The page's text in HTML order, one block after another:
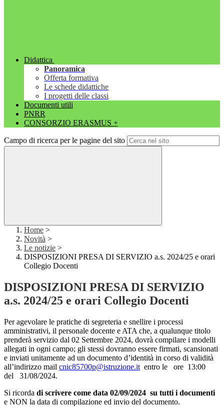
Didattica
Panoramica
Offerta formativa
Le schede didattiche
I progetti delle classi
Documenti utili
PNRR
CONSORZIO ERASMUS +
Campo di ricerca per le pagine del sito
Home >
Novità >
Le notizie >
DISPOSIZIONI PRESA DI SERVIZIO a.s. 2024/25 e orari
Collegio Docenti
DISPOSIZIONI PRESA DI SERVIZIO
a.s. 2024/25 e orari Collegio Docenti
Per agevolare le pratiche di segreteria e snellire i processi
amministrativi, il personale docente e ATA che, a qualunque titolo
prenderà servizio dal 02 Settembre 2024, dovrà compilare i modelli
allegati in ogni campo; gli stessi dovranno essere firmati, scansionati
e inviati unitamente ad un documento d’identità in corso di validità
all’indirizzo mail cnic85700p@istruzione.it entro le ore 13:00
del 31/08/2024.
Si ricorda di scrivere come data 02/09/2024 su tutti i documenti
e NON la data di compilazione ed invio del documento.